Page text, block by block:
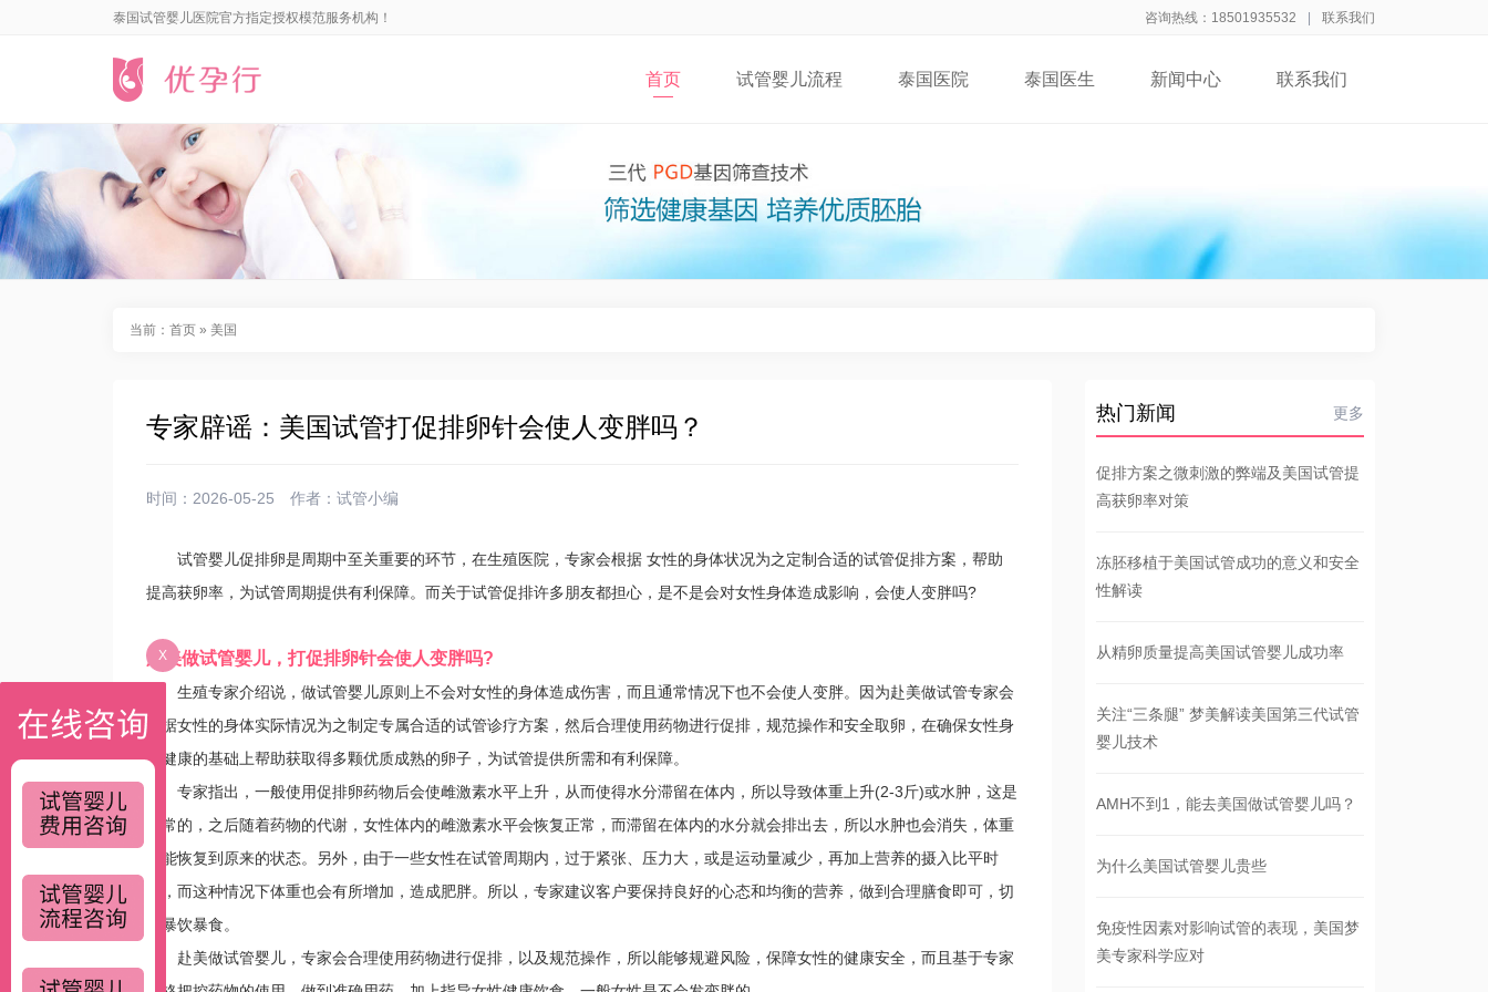
泰国试管婴儿医院官方指定授权模范服务机构！ 咨询热线：18501935532 联系我们
首页 试管婴儿流程 泰国医院 泰国医生 新闻中心 联系我们
当前： 首页 » 美国
专家辟谣：美国试管打促排卵针会使人变胖吗？
时间：2026-05-25 作者： 试管小编
试管婴儿促排卵是周期中至关重要的环节，在生殖医院，专家会根据 女性的身体状况为之定制合适的试管促排方案，帮助
提高获卵率，为试管周期提供有利保障。而关于试管促排许多朋友都担心，是不是会对女性身体造成影响，会使人变胖吗?
赴美做试管婴儿，打促排卵针会使人变胖吗?
生殖专家介绍说，做试管婴儿原则上不会对女性的身体造成伤害，而且通常情况下也不会使人变胖。因为赴美做试管专家会
根据女性的身体实际情况为之制定专属合适的试管诊疗方案，然后合理使用药物进行促排，规范操作和安全取卵，在确保女性身
体健康的基础上帮助获取得多颗优质成熟的卵子，为试管提供所需和有利保障。
专家指出，一般使用促排卵药物后会使雌激素水平上升，从而使得水分滞留在体内，所以导致体重上升(2-3斤)或水肿，这是
正常的，之后随着药物的代谢，女性体内的雌激素水平会恢复正常，而滞留在体内的水分就会排出去，所以水肿也会消失，体重
便能恢复到原来的状态。另外，由于一些女性在试管周期内，过于紧张、压力大，或是运动量减少，再加上营养的摄入比平时
多，而这种情况下体重也会有所增加，造成肥胖。所以，专家建议客户要保持良好的心态和均衡的营养，做到合理膳食即可，切
忌暴饮暴食。
赴美做试管婴儿，专家会合理使用药物进行促排，以及规范操作，所以能够规避风险，保障女性的健康安全，而且基于专家
热门新闻 更多
促排方案之微刺激的弊端及美国试管提
高获卵率对策
冻胚移植于美国试管成功的意义和安全
性解读
从精卵质量提高美国试管婴儿成功率
关注“三条腿” 梦美解读美国第三代试管
婴儿技术
AMH不到1，能去美国做试管婴儿吗？
为什么美国试管婴儿贵些
免疫性因素对影响试管的表现，美国梦
美专家科学应对
X